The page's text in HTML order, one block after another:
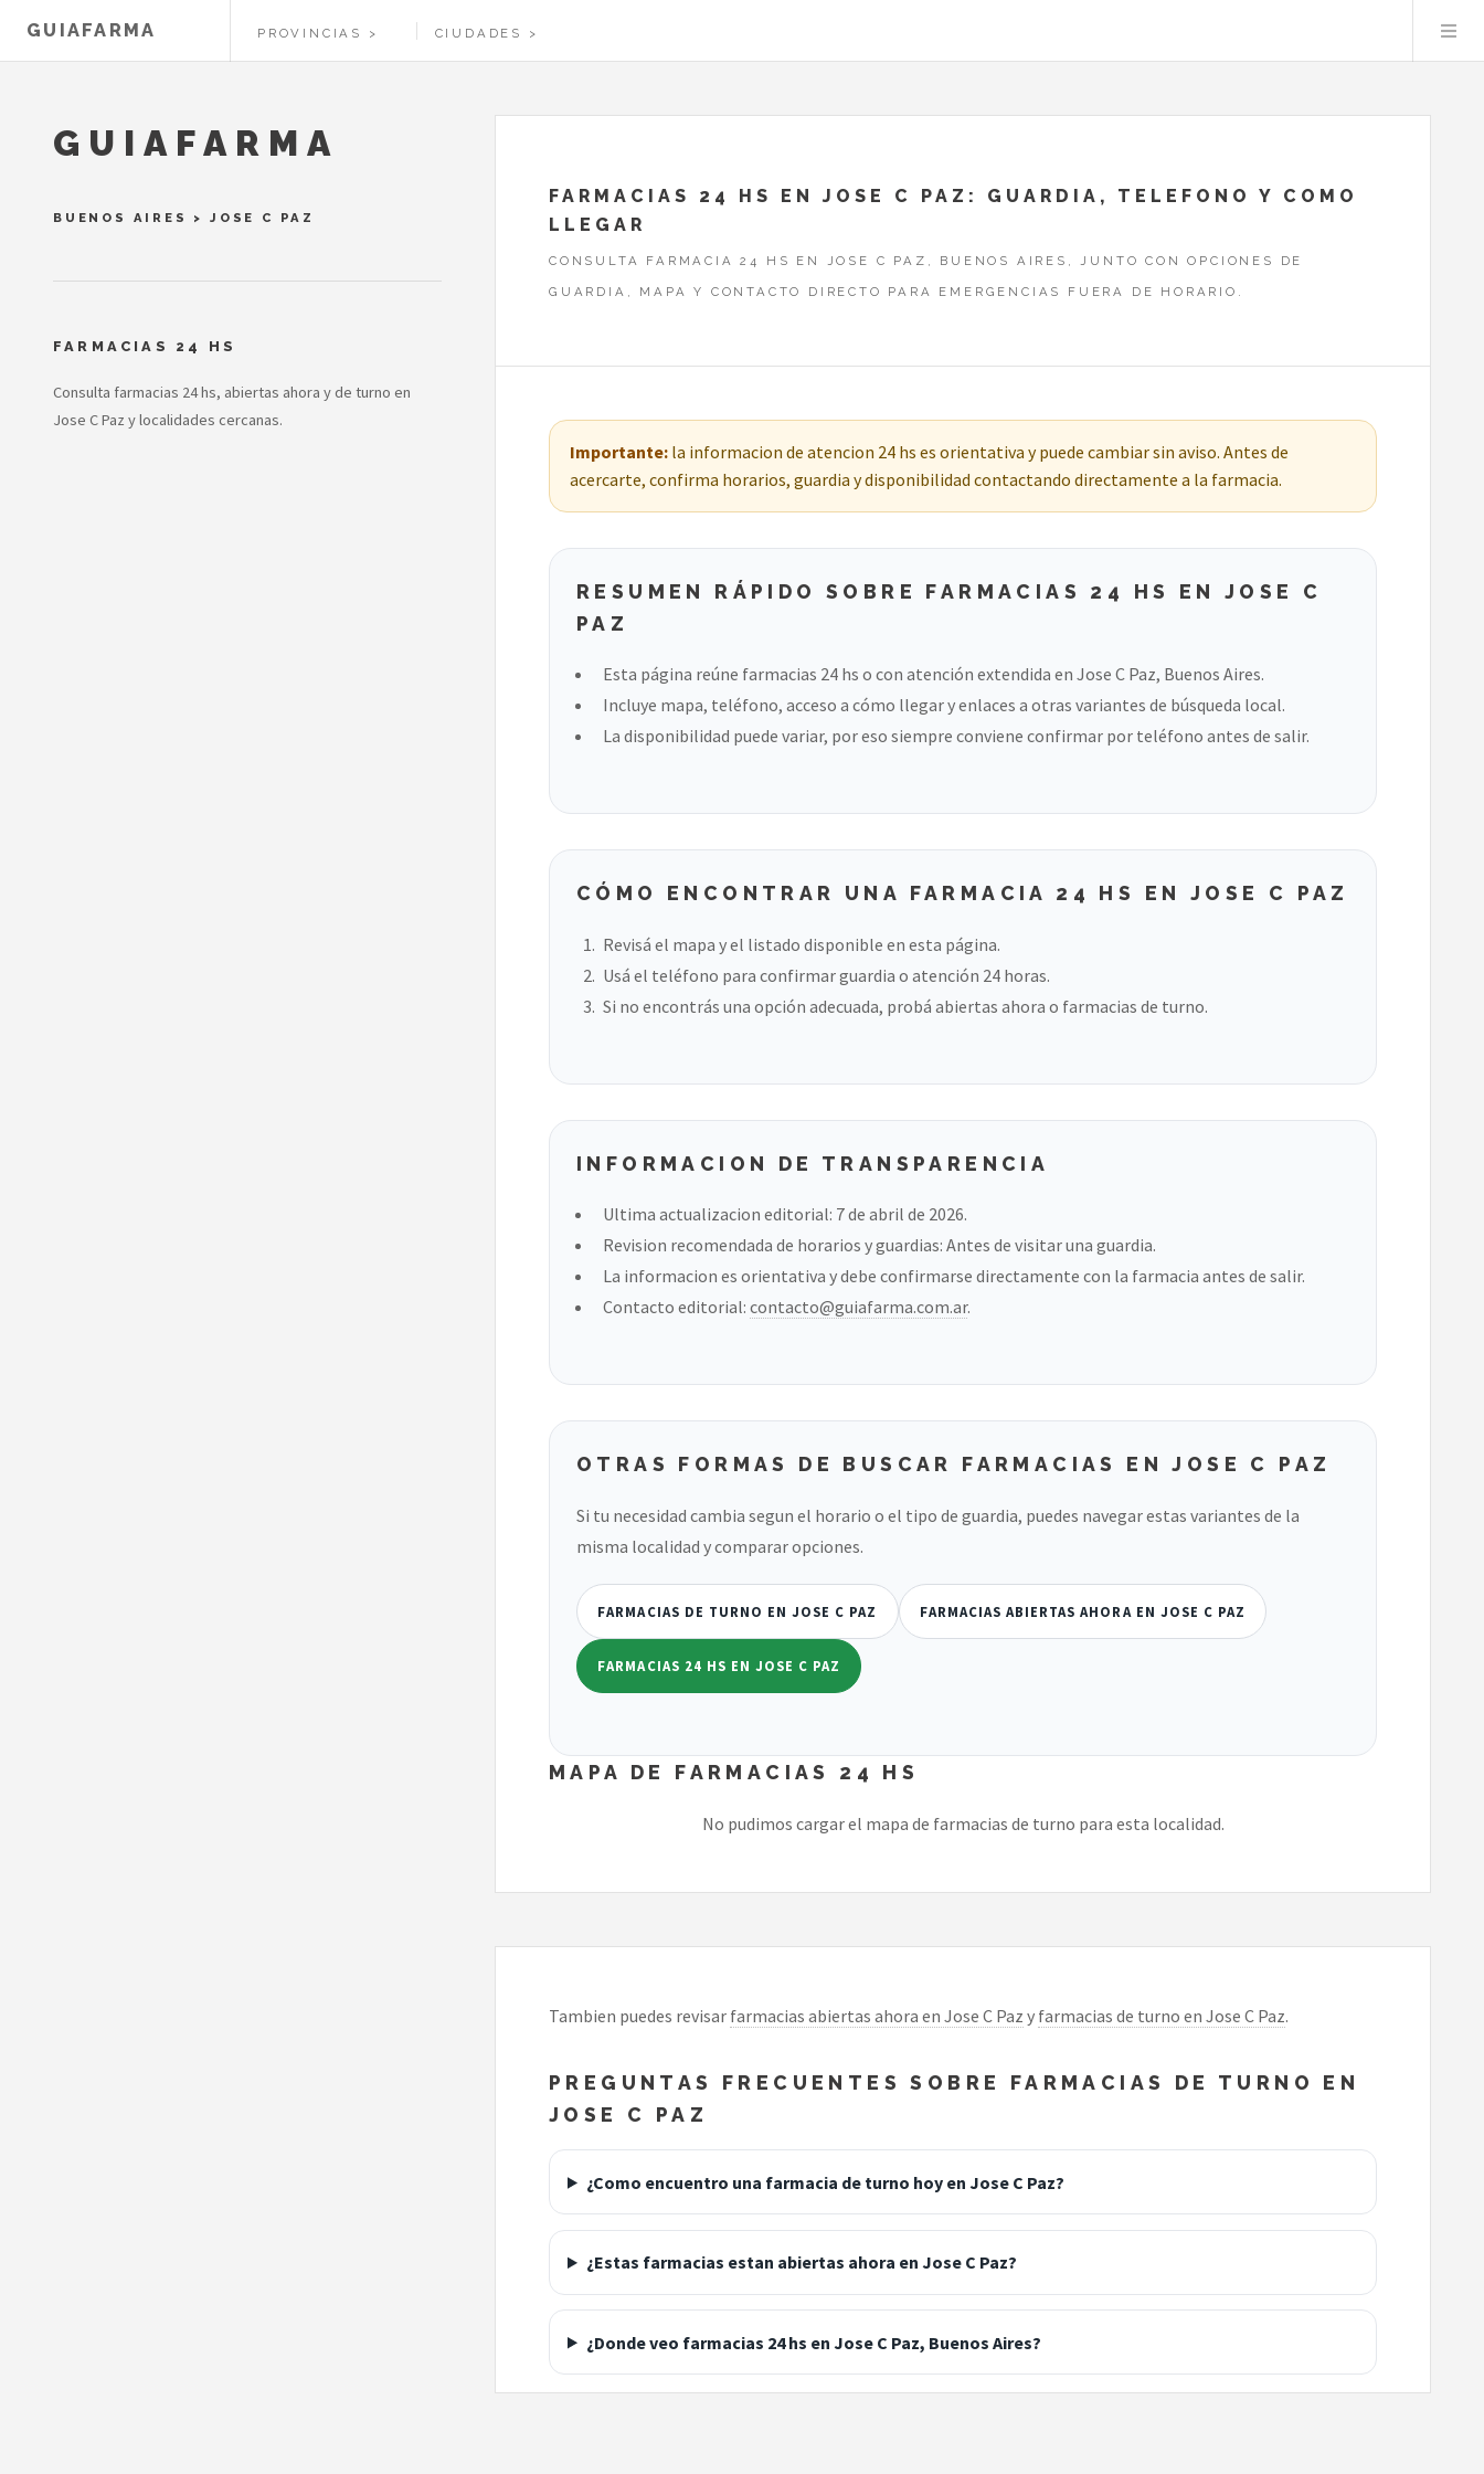
GUIAFARMA PROVINCIAS CIUDADES
FARMACIAS 24 HS EN JOSE C PAZ: GUARDIA, TELEFONO Y COMO
LLEGAR
CONSULTA FARMACIA 24 HS EN JOSE C PAZ, BUENOS AIRES, JUNTO CON OPCIONES DE
GUARDIA, MAPA Y CONTACTO DIRECTO PARA EMERGENCIAS FUERA DE HORARIO.
Importante:la informacion de atencion 24 hs es orientativa y puede cambiar sin aviso. Antes de
acercarte, confirma horarios, guardia y disponibilidad contactando directamente a la farmacia.
RESUMEN RÁPIDO SOBRE FARMACIAS 24 HS EN JOSE C
PAZ
Esta página reúne farmacias 24 hs o con atención extendida en Jose C Paz, Buenos Aires.
Incluye mapa, teléfono, acceso a cómo llegar y enlaces a otras variantes de búsqueda local.
La disponibilidad puede variar, por eso siempre conviene confirmar por teléfono antes de salir.
CÓMO ENCONTRAR UNA FARMACIA 24 HS EN JOSE C PAZ
Revisá el mapa y el listado disponible en esta página.
Usá el teléfono para confirmar guardia o atención 24 horas.
Si no encontrás una opción adecuada, probá abiertas ahora o farmacias de turno.
INFORMACION DE TRANSPARENCIA
Ultima actualizacion editorial: 7 de abril de 2026.
Revision recomendada de horarios y guardias: Antes de visitar una guardia.
La informacion es orientativa y debe confirmarse directamente con la farmacia antes de salir.
Contacto editorial: contacto@guiafarma.com.ar.
OTRAS FORMAS DE BUSCAR FARMACIAS EN JOSE C PAZ
Si tu necesidad cambia segun el horario o el tipo de guardia, puedes navegar estas variantes de la
misma localidad y comparar opciones.
FARMACIAS DE TURNO EN JOSE C PAZ FARMACIAS ABIERTAS AHORA EN JOSE C PAZ
FARMACIAS 24 HS EN JOSE C PAZ
MAPA DE FARMACIAS 24 HS
No pudimos cargar el mapa de farmacias de turno para esta localidad.
Tambien puedes revisar farmacias abiertas ahora en Jose C Paz y farmacias de turno en Jose C Paz.
PREGUNTAS FRECUENTES SOBRE FARMACIAS DE TURNO EN
JOSE C PAZ
¿Como encuentro una farmacia de turno hoy en Jose C Paz?
¿Estas farmacias estan abiertas ahora en Jose C Paz?
¿Donde veo farmacias 24 hs en Jose C Paz, Buenos Aires?
GUIAFARMA
BUENOS AIRES >JOSE C PAZ
FARMACIAS 24 HS
Consulta farmacias 24 hs, abiertas ahora y de turno en
Jose C Paz y localidades cercanas.